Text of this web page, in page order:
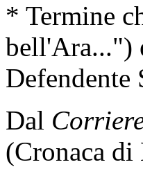
* Termine
bell'Ara...")
Defendente
Dal
(Cronaca